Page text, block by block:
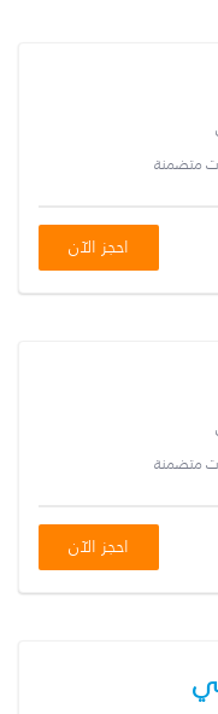
متضمنة
احجز الآن
متضمنة
احجز الآن